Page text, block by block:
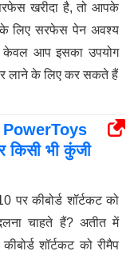
खरीदा है, तो आपके
लिए सरफेस पेन अवश्य
केवल आप इसका उपयोग
लाने के लिए कर सकते हैं
PowerToys
भी कुंजी
पर कीबोर्ड शॉर्टकट को
चाहते हैं? अतीत में
शॉर्टकट को रीमैप